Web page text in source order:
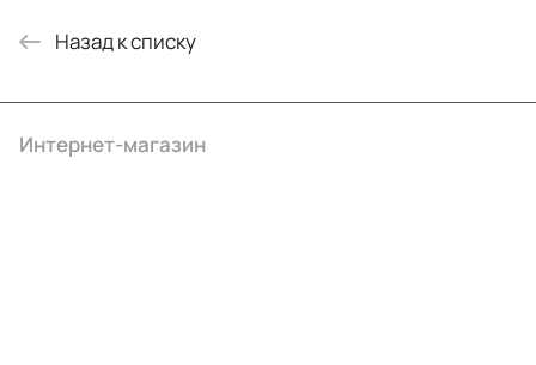
Назад к списку
Интернет-магазин